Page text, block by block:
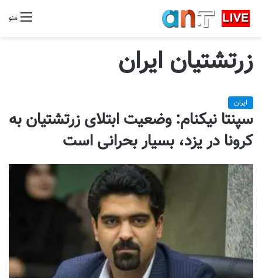
منو
زرتشتیان ایران
ایران
سپنتا نیکنام: وضعیت ابتلای زرتشتیان به
کرونا در یزد، بسیار بحرانی است